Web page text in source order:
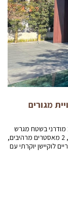
מגורים
בשטח מגרש
דונם ו-1,200 מ"ר בנוי. הנכס כולל 5 סוויטות יוקרתיות, 2 מאסטרים מרהיבים,
יוקרתי עם